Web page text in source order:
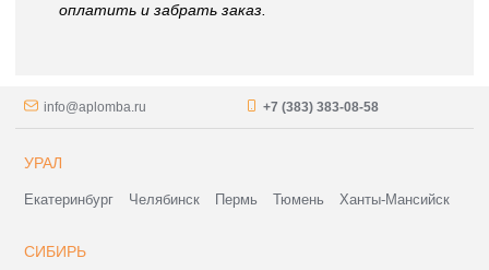
оплатить и забрать заказ.
info@aplomba.ru +7 (383) 383-08-58
УРАЛ
Екатеринбург Челябинск Пермь Тюмень Ханты-Мансийск
СИБИРЬ